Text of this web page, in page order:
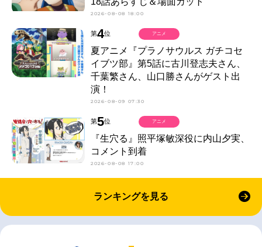
2026-08-08 18:00
第4位
夏アニメ『プラノサウルス ガチコセ
イブツ部』第5話に古川登志夫さん、
千葉繁さん、山口勝さんがゲスト出
演！
2026-08-09 07:30
アニメ
第5位
『生穴る』照平塚敏深役に内山夕実、
コメント到着
2026-08-08 17:00
アニメ
ランキングを見る